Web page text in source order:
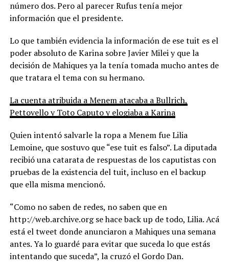
número dos. Pero al parecer Rufus tenía mejor
información que el presidente.
Lo que también evidencia la información de ese tuit es el
poder absoluto de Karina sobre Javier Milei y que la
decisión de Mahiques ya la tenía tomada mucho antes de
que tratara el tema con su hermano.
La cuenta atribuida a Menem atacaba a Bullrich,
Pettovello y Toto Caputo y elogiaba a Karina
Quien intentó salvarle la ropa a Menem fue Lilia
Lemoine, que sostuvo que “ese tuit es falso”. La diputada
recibió una catarata de respuestas de los caputistas con
pruebas de la existencia del tuit, incluso en el backup
que ella misma mencionó.
“Como no saben de redes, no saben que en
http://web.archive.org se hace back up de todo, Lilia. Acá
está el tweet donde anunciaron a Mahiques una semana
antes. Ya lo guardé para evitar que suceda lo que estás
intentando que suceda”, la cruzó el Gordo Dan.